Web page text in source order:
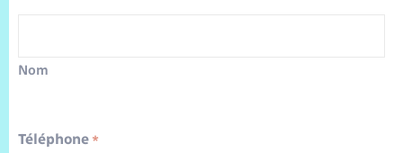
Météo
Nom
Téléphone *